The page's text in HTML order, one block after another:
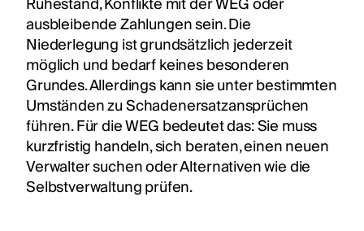
ausbleibende Zahlungen sein. Die
Niederlegung ist grundsätzlich jederzeit
möglich und bedarf keines besonderen
Grundes. Allerdings kann sie unter bestimmten
Umständen zu Schadenersatzansprüchen
führen. Für die WEG bedeutet das: Sie muss
kurzfristig handeln, sich beraten, einen neuen
Verwalter suchen oder Alternativen wie die
Selbstverwaltung prüfen.